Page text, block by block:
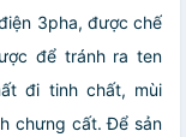
3pha, được chế
để tránh ra ten
đi tinh chất, mùi
chưng cất. Để sản